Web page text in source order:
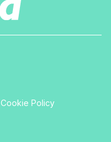
Cookie Policy